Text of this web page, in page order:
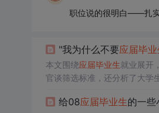
职位说的很明白——扎
"我为什么不要应届毕业
本文围绕应届毕业生就业展开
官谈筛选标准，还分析了大学
给08应届毕业生的一